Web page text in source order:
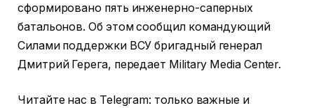
сформировано пять инженерно-саперных
батальонов. Об этом сообщил командующий
Силами поддержки ВСУ бригадный генерал
Дмитрий Герега, передает Military Media Center.
Читайте нас в Telegram: только важные и